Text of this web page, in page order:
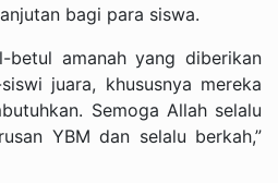
bagi para siswa.
betul amanah yang diberikan
juara, khususnya mereka
Semoga Allah selalu
YBM dan selalu berkah,”